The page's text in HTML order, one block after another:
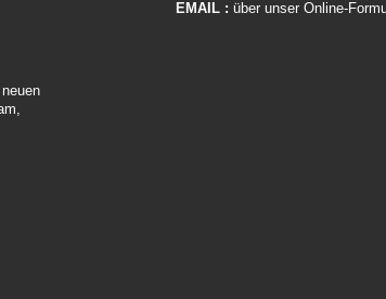
EMAIL : über unser Online-